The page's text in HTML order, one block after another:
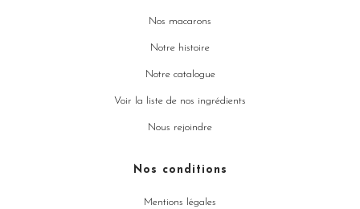
Nos macarons
Notre histoire
Notre catalogue
Voir la liste de nos ingrédients
Nous rejoindre
Nos conditions
Mentions légales